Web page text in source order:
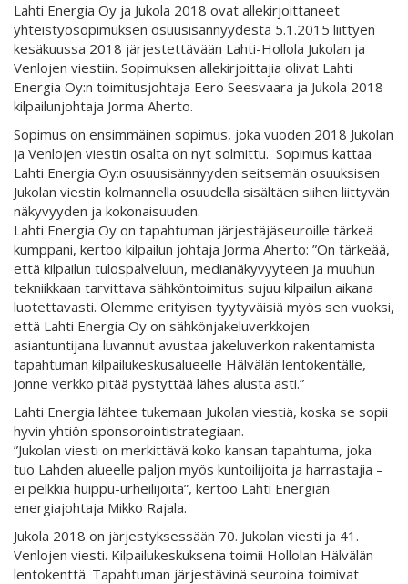
Lahti Energia Oy ja Jukola 2018 ovat allekirjoittaneet
yhteistyösopimuksen osuusisännyydestä 5.1.2015 liittyen
kesäkuussa 2018 järjestettävään Lahti-Hollola Jukolan ja
Venlojen viestiin. Sopimuksen allekirjoittajia olivat Lahti
Energia Oy:n toimitusjohtaja Eero Seesvaara ja Jukola 2018
kilpailunjohtaja Jorma Aherto.
Sopimus on ensimmäinen sopimus, joka vuoden 2018 Jukolan
ja Venlojen viestin osalta on nyt solmittu. Sopimus kattaa
Lahti Energia Oy:n osuusisännyyden seitsemän osuuksisen
Jukolan viestin kolmannella osuudella sisältäen siihen liittyvän
näkyvyyden ja kokonaisuuden.
Lahti Energia Oy on tapahtuman järjestäjäseuroille tärkeä
kumppani, kertoo kilpailun johtaja Jorma Aherto: ”On tärkeää,
että kilpailun tulospalveluun, medianäkyvyyteen ja muuhun
tekniikkaan tarvittava sähköntoimitus sujuu kilpailun aikana
luotettavasti. Olemme erityisen tyytyväisiä myös sen vuoksi,
että Lahti Energia Oy on sähkönjakeluverkkojen
asiantuntijana luvannut avustaa jakeluverkon rakentamista
tapahtuman kilpailukeskusalueelle Hälvälän lentokentälle,
jonne verkko pitää pystyttää lähes alusta asti.”
Lahti Energia lähtee tukemaan Jukolan viestiä, koska se sopii
hyvin yhtiön sponsorointistrategiaan.
”Jukolan viesti on merkittävä koko kansan tapahtuma, joka
tuo Lahden alueelle paljon myös kuntoilijoita ja harrastajia –
ei pelkkiä huippu-urheilijoita”, kertoo Lahti Energian
energiajohtaja Mikko Rajala.
Jukola 2018 on järjestyksessään 70. Jukolan viesti ja 41.
Venlojen viesti. Kilpailukeskuksena toimii Hollolan Hälvälän
lentokenttä. Tapahtuman järjestävinä seuroina toimivat